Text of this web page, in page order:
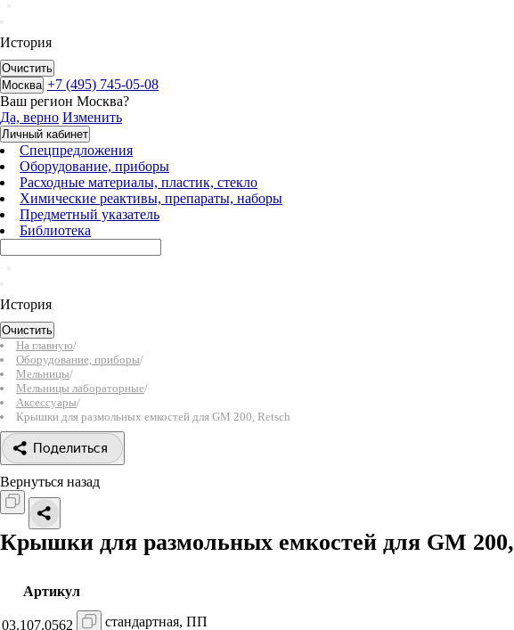
История
Очистить
Москва +7 (495) 745-05-08
Ваш регион Москва?
Да, верно Изменить
Личный кабинет
Спецпредложения
Оборудование, приборы
Расходные материалы, пластик, стекло
Химические реактивы, препараты, наборы
Предметный указатель
Библиотека
История
Очистить
На главную/
Оборудование, приборы/
Мельницы/
Мельницы лабораторные/
Аксессуары/
Крышки для размольных емкостей для GM 200, Retsch
Поделиться
Вернуться назад
Крышки для размольных емкостей для GM 200,
Артикул
03.107.0562 стандартная, ПП